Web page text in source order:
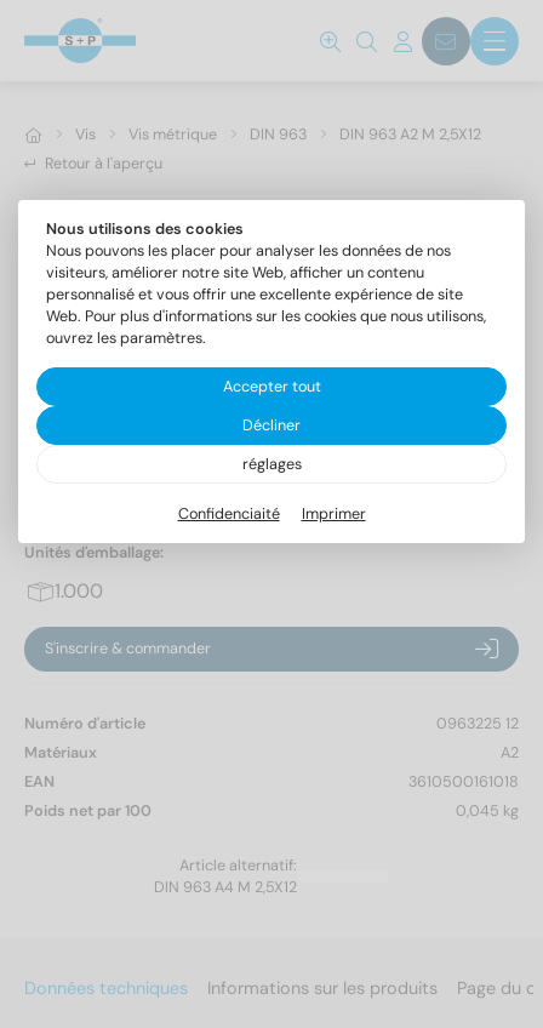
Vis Vis métrique DIN 963
DIN 963 A2 M 2,5X12
Retour à l'aperçu
DIN 963 A2 M 2,5X12
Vis à tête fraisée fendue
Unités d'emballage:
1.000
S'inscrire & commander
Numéro d'article
0963225 12
Matériaux
A2
EAN
3610500161018
Poids net par 100
0,045 kg
Article alternatif:
DIN 963 A4 M 2,5X12
Données techniques Informations sur les produits Page du
Nous utilisons des cookies
Nous pouvons les placer pour analyser les données de nos
visiteurs, améliorer notre site Web, afficher un contenu
personnalisé et vous offrir une excellente expérience de site
Web. Pour plus d'informations sur les cookies que nous utilisons,
ouvrez les paramètres.
Accepter tout
Décliner
réglages
Confidenciaité Imprimer